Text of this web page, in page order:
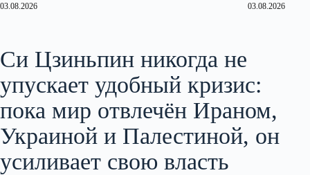
03.08.2026 03.08.2026
Си Цзиньпин никогда не
упускает удобный кризис:
пока мир отвлечён Ираном,
Украиной и Палестиной, он
усиливает свою власть